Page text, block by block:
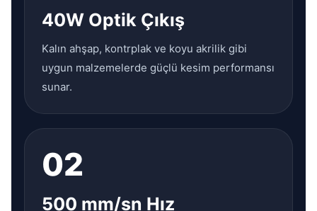
40W Optik Çıkış
Kalın ahşap, kontrplak ve koyu akrilik gibi
uygun malzemelerde güçlü kesim performansı
sunar.
02
500 mm/sn Hız